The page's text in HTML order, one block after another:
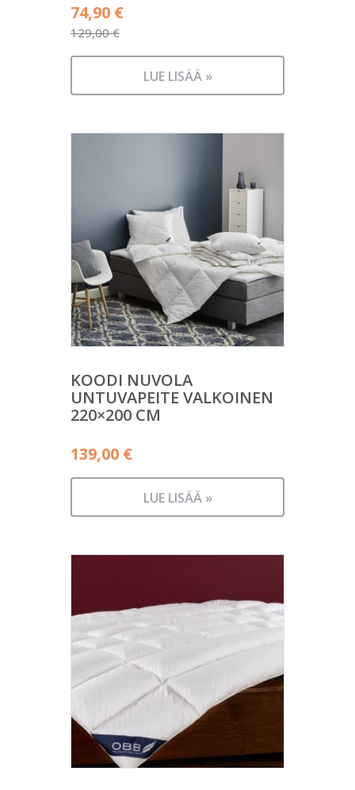
129,00€
Alkuperäinen
hinta
oli:
74,90 €
Nykyinen
on:
LUE LISÄÄ »
KOODI NUVOLA
UNTUVAPEITE VALKOINEN
220×200 CM
139,00 €
LUE LISÄÄ »